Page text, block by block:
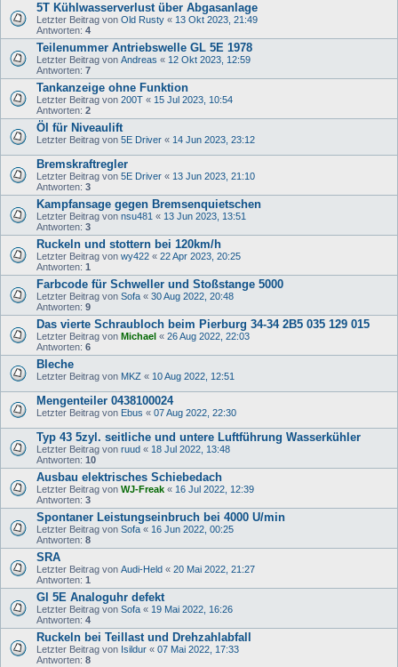
5T Kühlwasserverlust über Abgasanlage
Letzter Beitrag von Old Rusty « 13 Okt 2023, 21:49
Antworten: 4
Teilenummer Antriebswelle GL 5E 1978
Letzter Beitrag von Andreas « 12 Okt 2023, 12:59
Antworten: 7
Tankanzeige ohne Funktion
Letzter Beitrag von 200T « 15 Jul 2023, 10:54
Antworten: 2
Öl für Niveaulift
Letzter Beitrag von 5E Driver « 14 Jun 2023, 23:12
Bremskraftregler
Letzter Beitrag von 5E Driver « 13 Jun 2023, 21:10
Antworten: 3
Kampfansage gegen Bremsenquietschen
Letzter Beitrag von nsu481 « 13 Jun 2023, 13:51
Antworten: 3
Ruckeln und stottern bei 120km/h
Letzter Beitrag von wy422 « 22 Apr 2023, 20:25
Antworten: 1
Farbcode für Schweller und Stoßstange 5000
Letzter Beitrag von Sofa « 30 Aug 2022, 20:48
Antworten: 9
Das vierte Schraubloch beim Pierburg 34-34 2B5 035 129 015
Letzter Beitrag von Michael « 26 Aug 2022, 22:03
Antworten: 6
Bleche
Letzter Beitrag von MKZ « 10 Aug 2022, 12:51
Mengenteiler 0438100024
Letzter Beitrag von Ebus « 07 Aug 2022, 22:30
Typ 43 5zyl. seitliche und untere Luftführung Wasserkühler
Letzter Beitrag von ruud « 18 Jul 2022, 13:48
Antworten: 10
Ausbau elektrisches Schiebedach
Letzter Beitrag von WJ-Freak « 16 Jul 2022, 12:39
Antworten: 3
Spontaner Leistungseinbruch bei 4000 U/min
Letzter Beitrag von Sofa « 16 Jun 2022, 00:25
Antworten: 8
SRA
Letzter Beitrag von Audi-Held « 20 Mai 2022, 21:27
Antworten: 1
Gl 5E Analoguhr defekt
Letzter Beitrag von Sofa « 19 Mai 2022, 16:26
Antworten: 4
Ruckeln bei Teillast und Drehzahlabfall
Letzter Beitrag von Isildur « 07 Mai 2022, 17:33
Antworten: 8